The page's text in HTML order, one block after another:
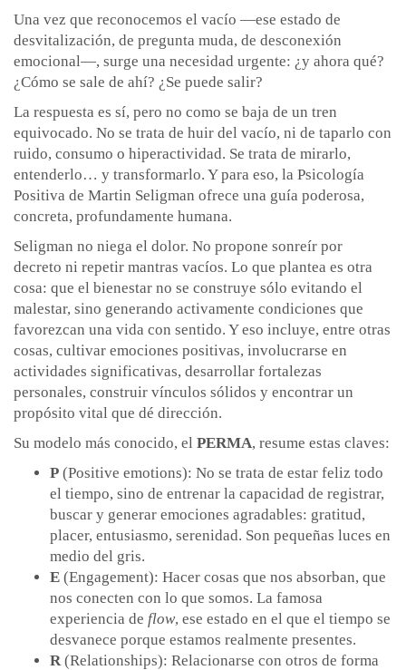
Una vez que reconocemos el vacío —ese estado de
desvitalización, de pregunta muda, de desconexión
emocional—, surge una necesidad urgente: ¿y ahora qué?
¿Cómo se sale de ahí? ¿Se puede salir?
La respuesta es sí, pero no como se baja de un tren
equivocado. No se trata de huir del vacío, ni de taparlo con
ruido, consumo o hiperactividad. Se trata de mirarlo,
entenderlo… y transformarlo. Y para eso, la Psicología
Positiva de Martin Seligman ofrece una guía poderosa,
concreta, profundamente humana.
Seligman no niega el dolor. No propone sonreír por
decreto ni repetir mantras vacíos. Lo que plantea es otra
cosa: que el bienestar no se construye sólo evitando el
malestar, sino generando activamente condiciones que
favorezcan una vida con sentido. Y eso incluye, entre otras
cosas, cultivar emociones positivas, involucrarse en
actividades significativas, desarrollar fortalezas
personales, construir vínculos sólidos y encontrar un
propósito vital que dé dirección.
Su modelo más conocido, el PERMA, resume estas claves:
P (Positive emotions): No se trata de estar feliz todo
el tiempo, sino de entrenar la capacidad de registrar,
buscar y generar emociones agradables: gratitud,
placer, entusiasmo, serenidad. Son pequeñas luces en
medio del gris.
E (Engagement): Hacer cosas que nos absorban, que
nos conecten con lo que somos. La famosa
experiencia de flow, ese estado en el que el tiempo se
desvanece porque estamos realmente presentes.
R(Relationships): Relacionarse con otros de forma